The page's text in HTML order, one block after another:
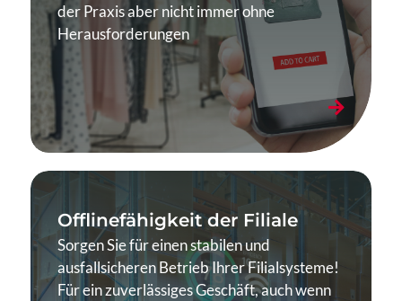
der Praxis aber nicht immer ohne
Herausforderungen
Offlinefähigkeit der Filiale
Sorgen Sie für einen stabilen und
ausfallsicheren Betrieb Ihrer Filialsysteme!
Für ein zuverlässiges Geschäft, auch wenn